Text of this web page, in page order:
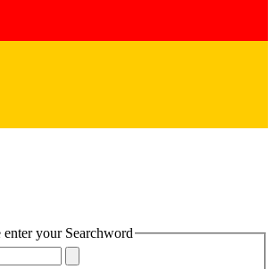
enter your Searchword